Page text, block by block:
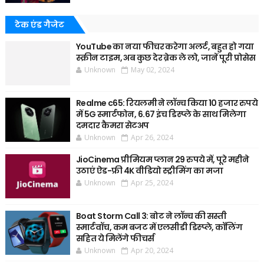
टेक एंड गैजेट
YouTube का नया फीचर करेगा अलर्ट, बहुत हो गया
स्क्रीन टाइम, अब कुछ देर ब्रेक ले लो, जानें पूरी प्रोसेस
Unknown May 02, 2024
Realme c65: रियलमी ने लॉन्च किया 10 हजार रुपये
में 5G स्मार्टफोन, 6.67 इंच डिस्प्ले के साथ मिलेगा
दमदार कैमरा सेटअप
Unknown Apr 26, 2024
JioCinema प्रीमियम प्लान 29 रुपये में, पूरे महीने
उठाएं ऐड-फ्री 4K वीडियो स्ट्रीमिंग का मजा
Unknown Apr 25, 2024
Boat Storm Call 3: बोट ने लॉन्च की सस्ती
स्मार्टवॉच, कम बजट में एलसीडी डिस्प्ले, कॉलिंग
सहित ये मिलेंगे फीचर्स
Unknown Apr 20, 2024